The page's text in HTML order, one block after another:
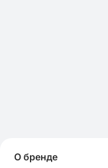
О бренде